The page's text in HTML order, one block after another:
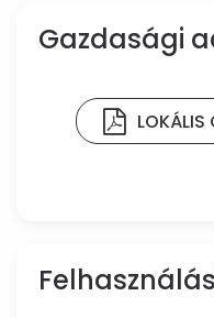
Gazdasági